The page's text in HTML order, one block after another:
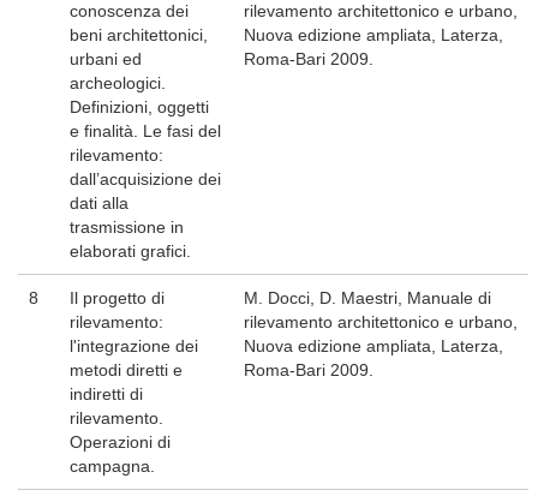
conoscenza dei
beni architettonici,
urbani ed
archeologici.
Definizioni, oggetti
e finalità. Le fasi del
rilevamento:
dall’acquisizione dei
dati alla
trasmissione in
elaborati grafici.
rilevamento architettonico e urbano,
Nuova edizione ampliata, Laterza,
Roma-Bari 2009.
8
Il progetto di
rilevamento:
l'integrazione dei
metodi diretti e
indiretti di
rilevamento.
Operazioni di
campagna.
M. Docci, D. Maestri, Manuale di
rilevamento architettonico e urbano,
Nuova edizione ampliata, Laterza,
Roma-Bari 2009.